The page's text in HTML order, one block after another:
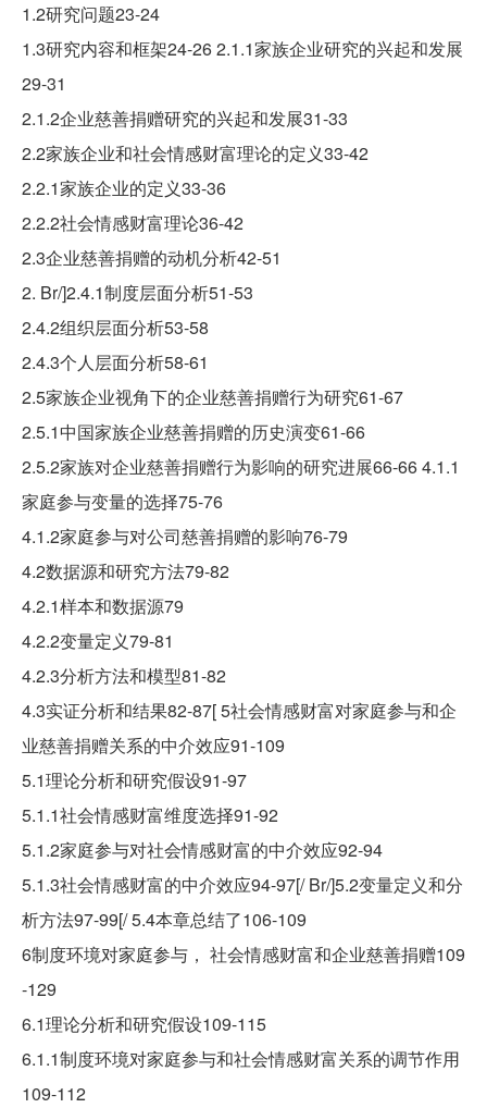
1.2研究问题23-24
1.3研究内容和框架24-26 2.1.1家族企业研究的兴起和发展
29-31
2.1.2企业慈善捐赠研究的兴起和发展31-33
2.2家族企业和社会情感财富理论的定义33-42
2.2.1家族企业的定义33-36
2.2.2社会情感财富理论36-42
2.3企业慈善捐赠的动机分析42-51
2. Br/]2.4.1制度层面分析51-53
2.4.2组织层面分析53-58
2.4.3个人层面分析58-61
2.5家族企业视角下的企业慈善捐赠行为研究61-67
2.5.1中国家族企业慈善捐赠的历史演变61-66
2.5.2家族对企业慈善捐赠行为影响的研究进展66-66 4.1.1
家庭参与变量的选择75-76
4.1.2家庭参与对公司慈善捐赠的影响76-79
4.2数据源和研究方法79-82
4.2.1样本和数据源79
4.2.2变量定义79-81
4.2.3分析方法和模型81-82
4.3实证分析和结果82-87[ 5社会情感财富对家庭参与和企
业慈善捐赠关系的中介效应91-109
5.1理论分析和研究假设91-97
5.1.1社会情感财富维度选择91-92
5.1.2家庭参与对社会情感财富的中介效应92-94
5.1.3社会情感财富的中介效应94-97[/ Br/]5.2变量定义和分
析方法97-99[/ 5.4本章总结了106-109
6制度环境对家庭参与， 社会情感财富和企业慈善捐赠109
-129
6.1理论分析和研究假设109-115
6.1.1制度环境对家庭参与和社会情感财富关系的调节作用
109-112